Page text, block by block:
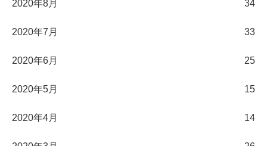
2020年8月 34
2020年7月 33
2020年6月 25
2020年5月 15
2020年4月 14